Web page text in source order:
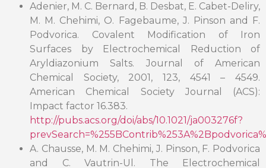
Adenier, M. C. Bernard, B. Desbat, E. Cabet-Deliry,
M. M. Chehimi, O. Fagebaume, J. Pinson and F.
Podvorica. Covalent Modification of Iron
Surfaces by Electrochemical Reduction of
Aryldiazonium Salts. Journal of American
Chemical Society, 2001, 123, 4541 – 4549.
American Chemical Society Journal (ACS):
Impact factor 16.383.
http://pubs.acs.org/doi/abs/10.1021/ja003276f?
A. Chausse, M. M. Chehimi, J. Pinson, F. Podvorica
and C. Vautrin-Ul. The Electrochemical